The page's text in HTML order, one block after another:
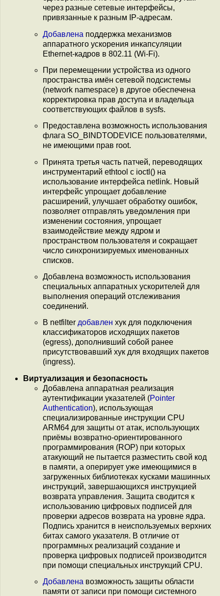
через разные сетевые интерфейсы,
привязанные к разным IP-адресам.
Добавлена поддержка механизмов
аппаратного ускорения инкапсуляции
Ethernet-кадров в 802.11 (Wi-Fi).
При перемещении устройства из одного
пространства имён сетевой подсистемы
(network namespace) в другое обеспечена
корректировка прав доступа и владельца
соответствующих файлов в sysfs.
Предоставлена возможность использования
флага SO_BINDTODEVICE пользователями,
не имеющими прав root.
Принята третья часть патчей, переводящих
инструментарий ethtool с ioctl() на
использование интерфейса netlink. Новый
интерфейс упрощает добавление
расширений, улучшает обработку ошибок,
позволяет отправлять уведомления при
изменении состояния, упрощает
взаимодействие между ядром и
пространством пользователя и сокращает
число синхронизируемых именованных
списков.
Добавлена возможность использования
специальных аппаратных ускорителей для
выполнения операций отслеживания
соединений.
В netfilter добавлен хук для подключения
классификаторов исходящих пакетов
(egress), дополнивший собой ранее
присутствовавший хук для входящих пакетов
(ingress).
Виртуализация и безопасность
Добавлена аппаратная реализация
аутентификации указателей (Pointer
Authentication), использующая
специализированные инструкции CPU
ARM64 для защиты от атак, использующих
приёмы возвратно-ориентированного
программирования (ROP) при которых
атакующий не пытается разместить свой код
в памяти, а оперирует уже имеющимися в
загруженных библиотеках кусками машинных
инструкций, завершающихся инструкцией
возврата управления. Защита сводится к
использованию цифровых подписей для
проверки адресов возврата на уровне ядра.
Подпись хранится в неиспользуемых верхних
битах самого указателя. В отличие от
программных реализаций создание и
проверка цифровых подписей производится
при помощи специальных инструкций CPU.
Добавлена возможность защиты области
памяти от записи при помощи системного